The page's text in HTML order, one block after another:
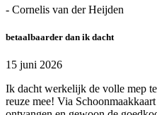
- Cornelis van der Heijden
betaalbaarder dan ik dacht
15 juni 2026
Ik dacht werkelijk de volle mep
reuze mee! Via